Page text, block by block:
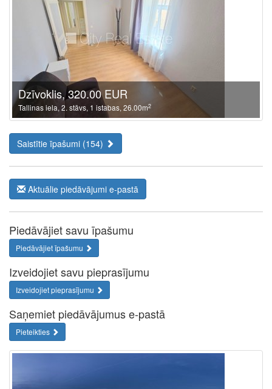
Dzīvoklis, 320.00 EUR
Tallinas iela, 2. stāvs, 1 istabas, 26.00m2
Saistītie īpašumi (154)
Aktuālie piedāvājumi e-pastā
Piedāvājiet savu īpašumu
Piedāvājiet īpašumu
Izveidojiet savu pieprasījumu
Izveidojiet pieprasījumu
Saņemiet piedāvājumus e-pastā
Pieteikties